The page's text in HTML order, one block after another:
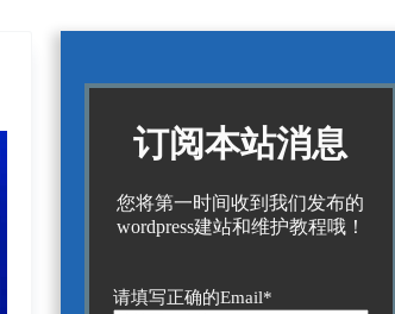
订阅本站消息
您将第一时间收到我们发布的
wordpress建站和维护教程哦！
请填写正确的Email*